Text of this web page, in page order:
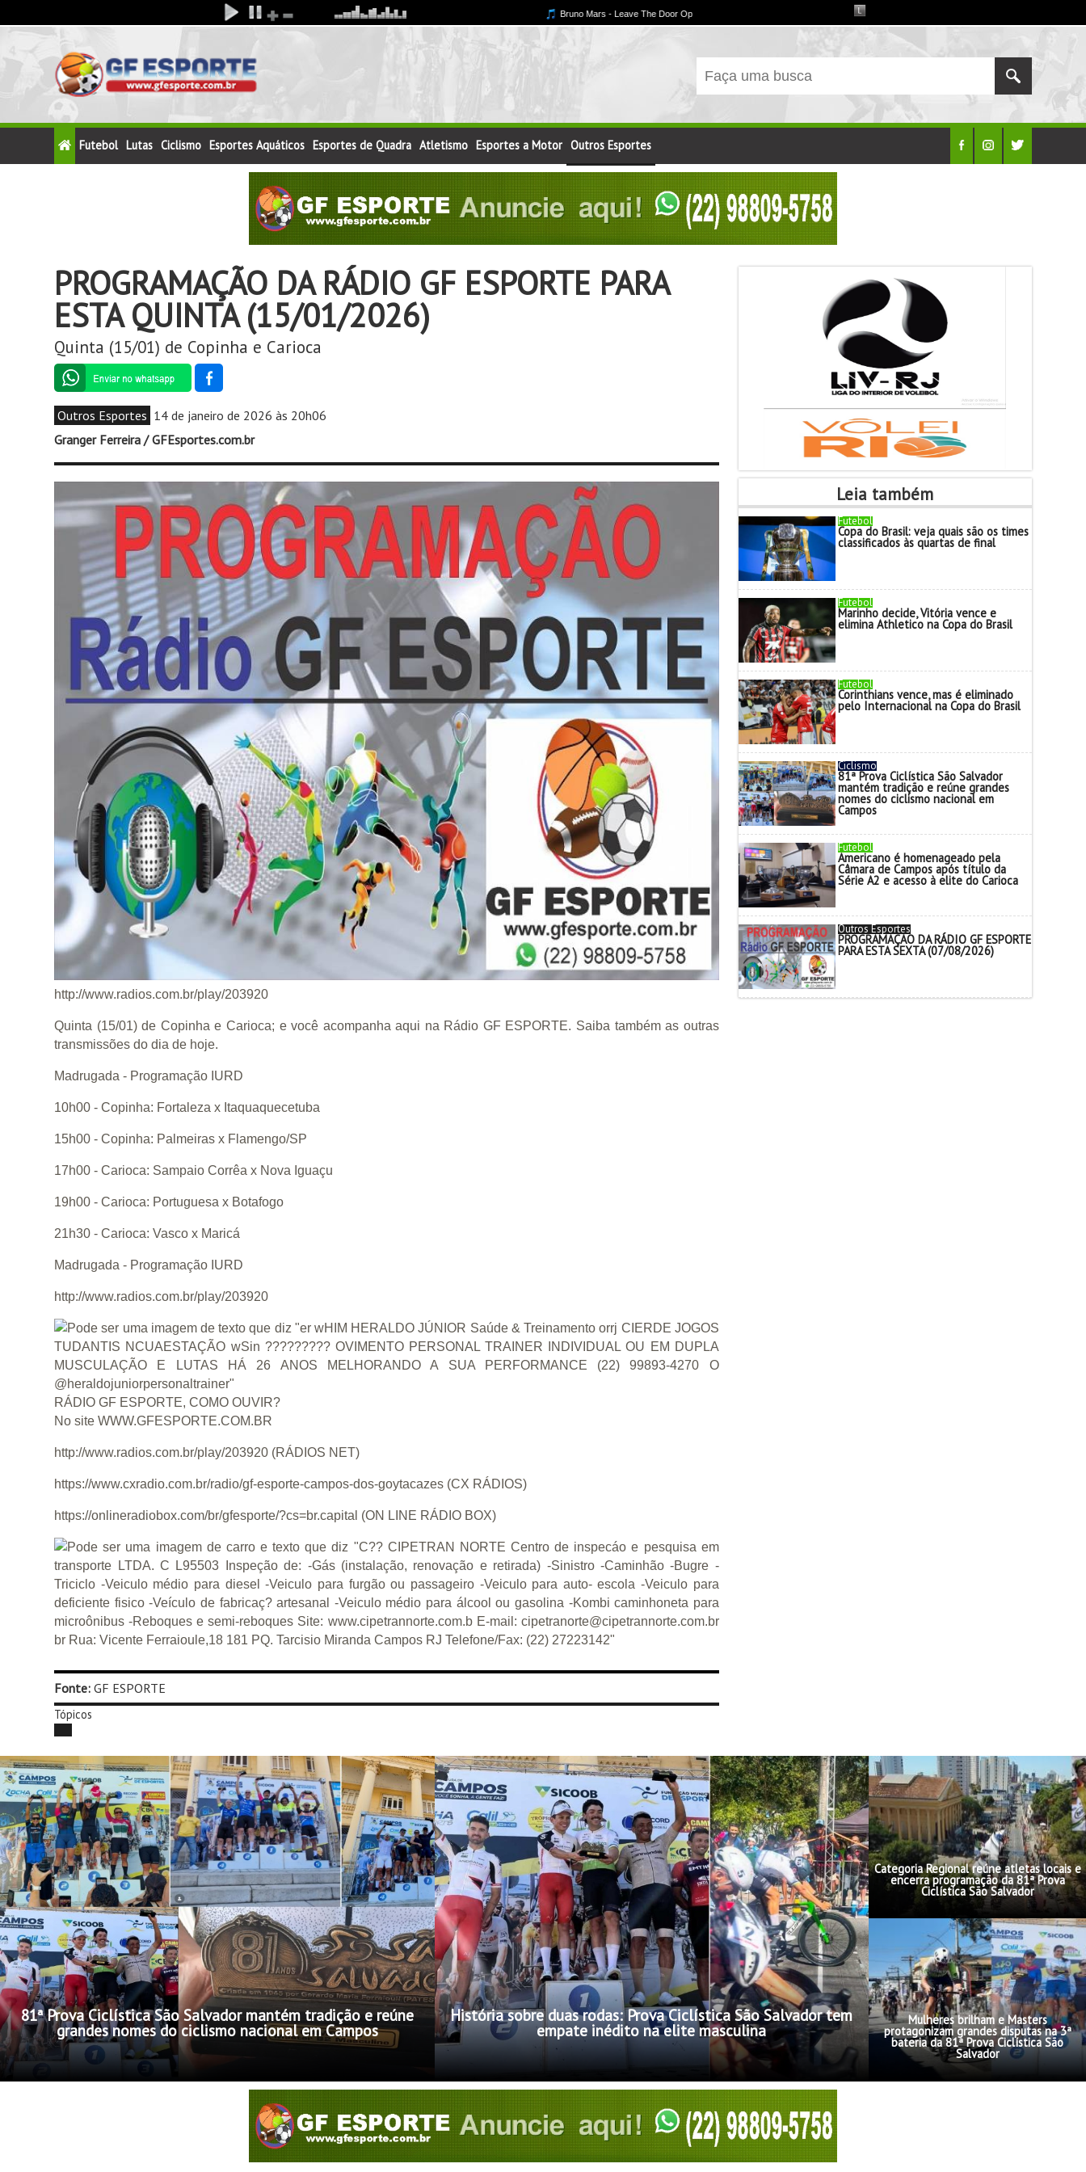
Futebol Lutas Ciclismo Esportes Aquáticos Esportes de Quadra Atletismo Esportes a Motor Outros Esportes
PROGRAMAÇÃO DA RÁDIO GF ESPORTE PARA
ESTA QUINTA (15/01/2026)
Quinta (15/01) de Copinha e Carioca
Outros Esportes 14 de janeiro de 2026 às 20h06
Granger Ferreira / GFEsportes.com.br
http://www.radios.com.br/play/203920
Quinta (15/01) de Copinha e Carioca; e você acompanha aqui na Rádio GF ESPORTE. Saiba também as outras
transmissões do dia de hoje.
Madrugada - Programação IURD
10h00 - Copinha: Fortaleza x Itaquaquecetuba
15h00 - Copinha: Palmeiras x Flamengo/SP
17h00 - Carioca: Sampaio Corrêa x Nova Iguaçu
19h00 - Carioca: Portuguesa x Botafogo
21h30 - Carioca: Vasco x Maricá
Madrugada - Programação IURD
http://www.radios.com.br/play/203920
RÁDIO GF ESPORTE, COMO OUVIR?
No site WWW.GFESPORTE.COM.BR
http://www.radios.com.br/play/203920 (RÁDIOS NET)
https://www.cxradio.com.br/radio/gf-esporte-campos-dos-goytacazes (CX RÁDIOS)
https://onlineradiobox.com/br/gfesporte/?cs=br.capital (ON LINE RÁDIO BOX)
Fonte: GF ESPORTE
Tópicos
Leia também
Futebol
Copa do Brasil: veja quais são os times
classificados às quartas de final
Futebol
Marinho decide, Vitória vence e
elimina Athletico na Copa do Brasil
Futebol
Corinthians vence, mas é eliminado
pelo Internacional na Copa do Brasil
Ciclismo
81ª Prova Ciclística São Salvador
mantém tradição e reúne grandes
nomes do ciclismo nacional em
Campos
Futebol
Americano é homenageado pela
Câmara de Campos após título da
Série A2 e acesso à elite do Carioca
Outros Esportes
PROGRAMAÇÃO DA RÁDIO GF ESPORTE
PARA ESTA SEXTA (07/08/2026)
81ª Prova Ciclística São Salvador mantém tradição e reúne
grandes nomes do ciclismo nacional em Campos
História sobre duas rodas: Prova Ciclística São Salvador tem
empate inédito na elite masculina
Categoria Regional reúne atletas locais e
encerra programação da 81ª Prova
Ciclística São Salvador
Mulheres brilham e Masters
protagonizam grandes disputas na 3ª
bateria da 81ª Prova Ciclística São
Salvador